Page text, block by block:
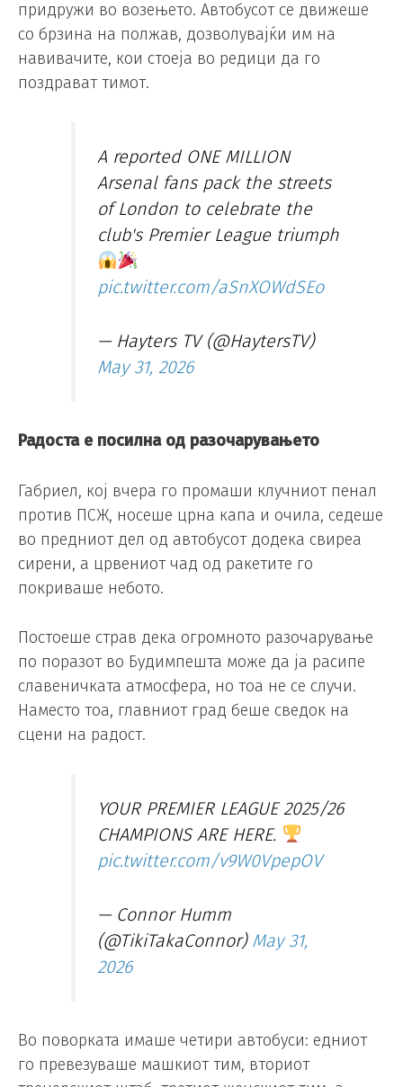
придружи во возењето. Автобусот се движеше
со брзина на полжав, дозволувајќи им на
навивачите, кои стоеја во редици да го
поздрават тимот.
A reported ONE MILLION
Arsenal fans pack the streets
of London to celebrate the
club's Premier League triumph
pic.twitter.com/aSnXOWdSEo
— Hayters TV (@HaytersTV)
May 31, 2026
Радоста е посилна од разочарувањето
Габриел, кој вчера го промаши клучниот пенал
против ПСЖ, носеше црна капа и очила, седеше
во предниот дел од автобусот додека свиреа
сирени, а црвениот чад од ракетите го
покриваше небото.
Постоеше страв дека огромното разочарување
по поразот во Будимпешта може да ја расипе
славеничката атмосфера, но тоа не се случи.
Наместо тоа, главниот град беше сведок на
сцени на радост.
YOUR PREMIER LEAGUE 2025/26
CHAMPIONS ARE HERE.
pic.twitter.com/v9W0VpepOV
— Connor Humm
(@TikiTakaConnor) May 31,
2026
Во поворката имаше четири автобуси: едниот
го превезуваше машкиот тим, вториот